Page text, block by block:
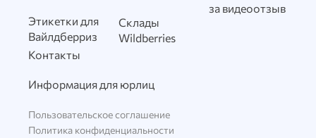
Этикетки для
Вайлдберриз
Склады
Wildberries
за видеоотзыв
Контакты
Информация для юрлиц
Пользовательское соглашение
Политика конфиденциальности